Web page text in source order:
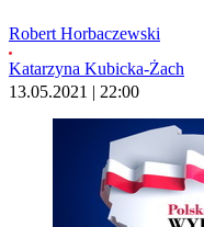
Robert Horbaczewski
Katarzyna Kubicka-Żach
13.05.2021 | 22:00